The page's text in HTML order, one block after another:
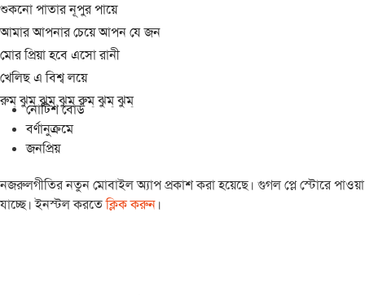
শুকনো পাতার নূপুর পায়ে
আমার আপনার চেয়ে আপন যে জন
মোর প্রিয়া হবে এসো রানী
খেলিছ এ বিশ্ব লয়ে
রুম্ ঝুম্ ঝুম্ ঝুম্ রুম্ ঝুম্ ঝুম্
নোটিশ বোর্ড
বর্ণানুক্রমে
জনপ্রিয়
নজরুলগীতির নতুন মোবাইল অ্যাপ প্রকাশ করা হয়েছে। গুগল প্লে স্টোরে পাওয়া
যাচ্ছে। ইনস্টল করতেক্লিক করুন।